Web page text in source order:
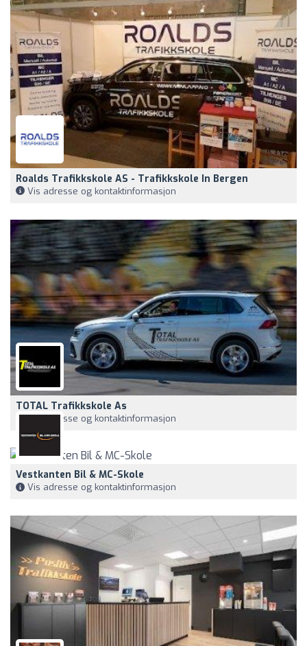
Roalds Trafikkskole AS - Trafikkskole In Bergen
Vis adresse og kontaktinformasjon
TOTAL Trafikkskole As
Vis adresse og kontaktinformasjon
Vestkanten Bil & MC-Skole
Vis adresse og kontaktinformasjon